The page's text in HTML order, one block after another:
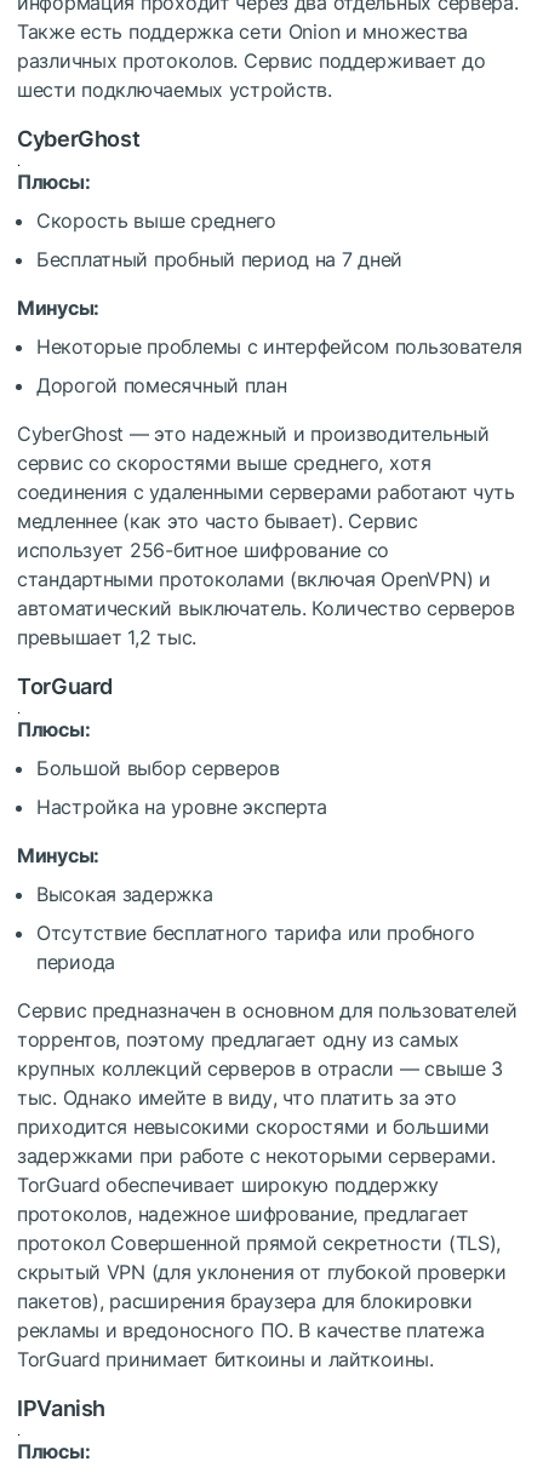
Также есть поддержка сети Onion и множества
различных протоколов. Сервис поддерживает до
шести подключаемых устройств.
CyberGhost
Плюсы:
Скорость выше среднего
Бесплатный пробный период на 7 дней
Минусы:
Некоторые проблемы с интерфейсом пользователя
Дорогой помесячный план
CyberGhost — это надежный и производительный
сервис со скоростями выше среднего, хотя
соединения с удаленными серверами работают чуть
медленнее (как это часто бывает). Сервис
использует 256-битное шифрование со
стандартными протоколами (включая OpenVPN) и
автоматический выключатель. Количество серверов
превышает 1,2 тыс.
TorGuard
Плюсы:
Большой выбор серверов
Настройка на уровне эксперта
Минусы:
Высокая задержка
Отсутствие бесплатного тарифа или пробного
периода
Сервис предназначен в основном для пользователей
торрентов, поэтому предлагает одну из самых
крупных коллекций серверов в отрасли — свыше 3
тыс. Однако имейте в виду, что платить за это
приходится невысокими скоростями и большими
задержками при работе с некоторыми серверами.
TorGuard обеспечивает широкую поддержку
протоколов, надежное шифрование, предлагает
протокол Совершенной прямой секретности (TLS),
скрытый VPN (для уклонения от глубокой проверки
пакетов), расширения браузера для блокировки
рекламы и вредоносного ПО. В качестве платежа
TorGuard принимает биткоины и лайткоины.
IPVanish
Плюсы: